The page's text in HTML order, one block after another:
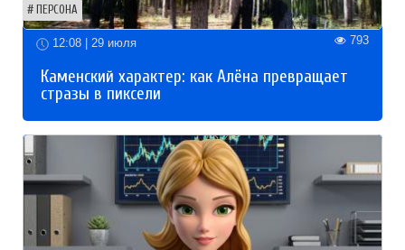
ПЕРСОНА
12:08 | 29 июля 793
Каменский характер: как Алёна превращает
стразы в пиксели